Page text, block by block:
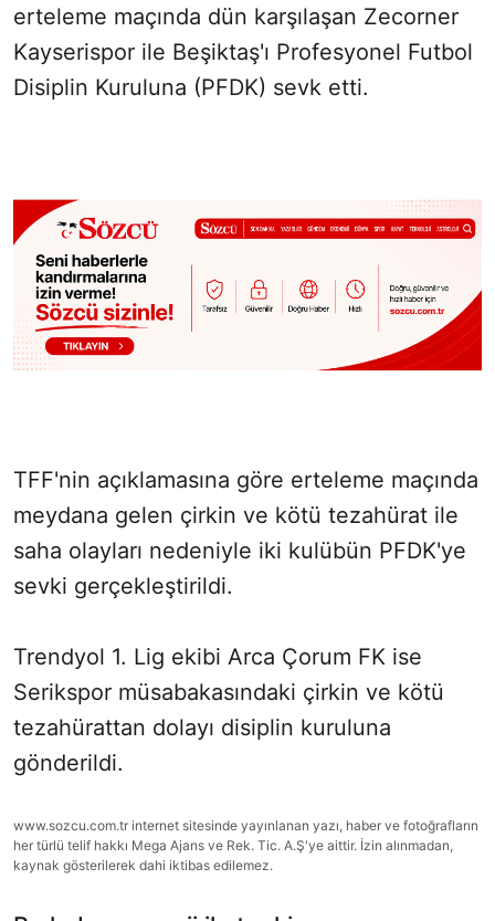
erteleme maçında dün karşılaşan Zecorner
Kayserispor ile Beşiktaş'ı Profesyonel Futbol
Disiplin Kuruluna (PFDK) sevk etti.
TFF'nin açıklamasına göre erteleme maçında
meydana gelen çirkin ve kötü tezahürat ile
saha olayları nedeniyle iki kulübün PFDK'ye
sevki gerçekleştirildi.
Trendyol 1. Lig ekibi Arca Çorum FK ise
Serikspor müsabakasındaki çirkin ve kötü
tezahürattan dolayı disiplin kuruluna
gönderildi.
www.sozcu.com.tr internet sitesinde yayınlanan yazı, haber ve fotoğrafların
her türlü telif hakkı Mega Ajans ve Rek. Tic. A.Ş'ye aittir. İzin alınmadan,
kaynak gösterilerek dahi iktibas edilemez.